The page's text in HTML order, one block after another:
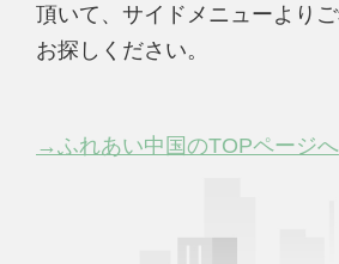
頂いて、サイドメニューより
お探しください。
→ふれあい中国のTOPページへ